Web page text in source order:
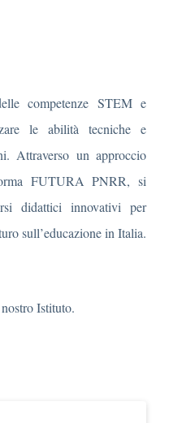
competenze STEM e
le abilità tecniche e
Attraverso un approccio
FUTURA PNRR, si
didattici innovativi per
sull’educazione in Italia.
Istituto.